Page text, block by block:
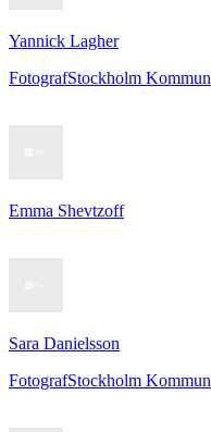
Yannick Lagher
FotografStockholm Kommun
Emma Shevtzoff
Sara Danielsson
FotografStockholm Kommun